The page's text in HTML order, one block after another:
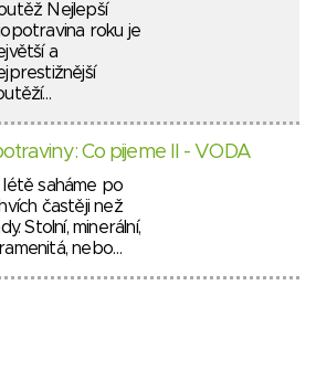
Nejlepší
roku je
a
Co pijeme II - VODA
létě saháme po
častěji než
Stolní, minerální,
nebo…